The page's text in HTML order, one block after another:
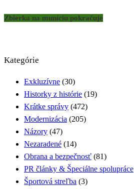
Zbierka na muníciu pokračuje
Kategórie
Exkluzívne (30)
Historky z histórie (19)
Krátke správy (472)
Modernizácia (205)
Názory (47)
Nezaradené (14)
Obrana a bezpečnosť (81)
PR články & Špeciálne spolupráce
Športová streľba (3)